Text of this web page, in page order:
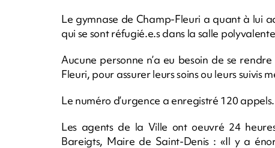
Le gymnase de Champ-Fleuri a quant à lui
qui se sont réfugié.e.s dans la salle
Aucune personne n’a eu besoin de se
Fleuri, pour assurer leurs soins ou leurs suivis
Le numéro d’urgence a enregistré 120 appels.
Les agents de la Ville ont oeuvré 24
Bareigts, Maire de Saint-Denis : «Il y a